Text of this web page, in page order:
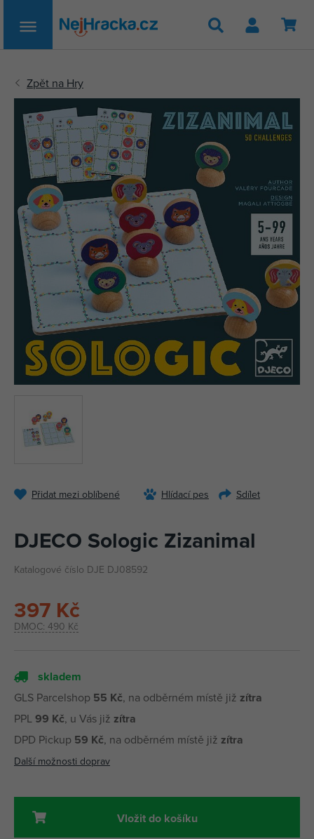
Hledat
Přidat mezi oblíbené Hlídací pes Sdílet
DJECO Sologic Zizanimal
Katalogové číslo DJE DJ08592
DMOC: 490 Kč
397 Kč
skladem
GLS Parcelshop 55 Kč, na odběrném místě již zítra
PPL99 Kč, u Vás již zítra
DPD Pickup 59 Kč, na odběrném místě již zítra
Další možnosti doprav
Vložit do košíku